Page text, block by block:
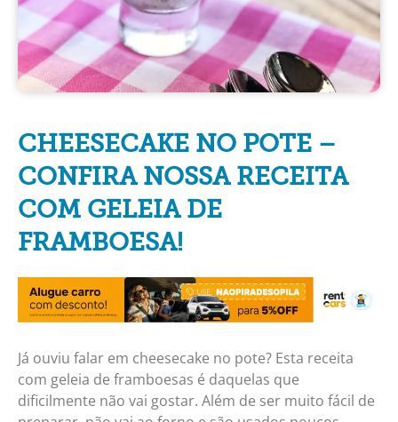
CHEESECAKE NO POTE –
CONFIRA NOSSA RECEITA
COM GELEIA DE
FRAMBOESA!
Já ouviu falar em cheesecake no pote? Esta receita
com geleia de framboesas é daquelas que
dificilmente não vai gostar. Além de ser muito fácil de